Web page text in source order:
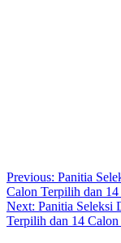
Post
navigation
Previous: Panitia
Calon Terpilih dan
Next: Panitia Seleksi
Terpilih dan 14 Calon